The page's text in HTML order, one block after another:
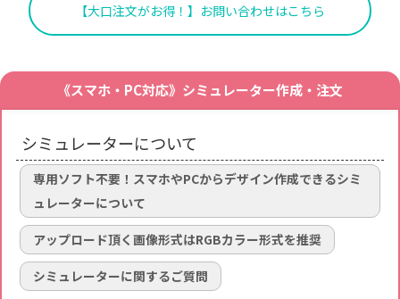
【大口注文がお得！】お問い合わせはこちら
《スマホ・PC対応》シミュレーター作成・注文
シミュレーターについて
専用ソフト不要！スマホやPCからデザイン作成できるシミ
ュレーターについて
アップロード頂く画像形式はRGBカラー形式を推奨
シミュレーターに関するご質問